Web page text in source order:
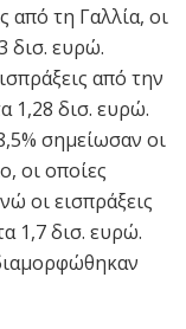
από τη Γαλλία, οι
δισ. ευρώ.
από την
1,28 δισ. ευρώ.
σημείωσαν οι
οι οποίες
οι εισπράξεις
1,7 δισ. ευρώ.